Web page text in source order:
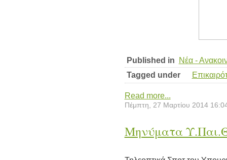
Published in
Νέα -
Tagged under
Read more...
Πέμπτη, 27 Μαρτίου 2014
Μηνύματα